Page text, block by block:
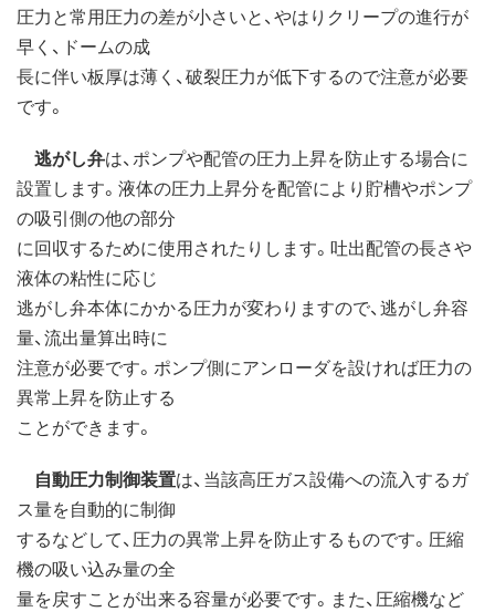
圧力と常用圧力の差が小さいと、やはりクリープの進行が
早く、ドームの成
長に伴い板厚は薄く、破裂圧力が低下するので注意が必要
です。
逃がし弁は、ポンプや配管の圧力上昇を防止する場合に
設置します。液体の圧力上昇分を配管により貯槽やポンプ
の吸引側の他の部分
に回収するために使用されたりします。吐出配管の長さや
液体の粘性に応じ
逃がし弁本体にかかる圧力が変わりますので、逃がし弁容
量、流出量算出時に
注意が必要です。ポンプ側にアンローダを設ければ圧力の
異常上昇を防止する
ことができます。
自動圧力制御装置は、当該高圧ガス設備への流入するガ
ス量を自動的に制御
するなどして、圧力の異常上昇を防止するものです。圧縮
機の吸い込み量の全
量を戻すことが出来る容量が必要です。また、圧縮機など